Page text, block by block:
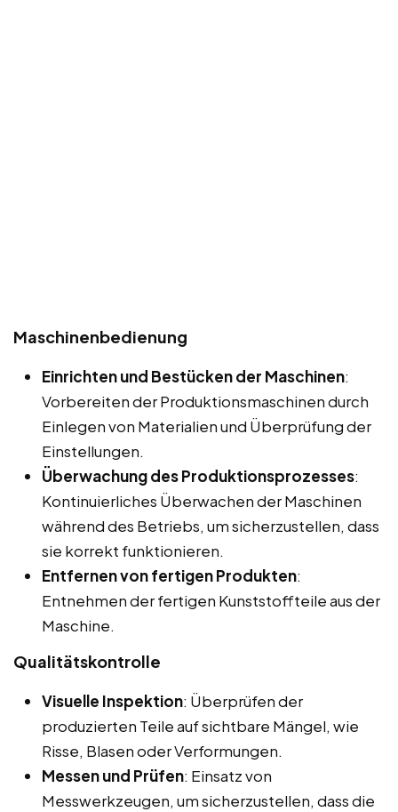
Maschinenbedienung
Einrichten und Bestücken der Maschinen:
Vorbereiten der Produktionsmaschinen durch
Einlegen von Materialien und Überprüfung der
Einstellungen.
Überwachung des Produktionsprozesses:
Kontinuierliches Überwachen der Maschinen
während des Betriebs, um sicherzustellen, dass
sie korrekt funktionieren.
Entfernen von fertigen Produkten:
Entnehmen der fertigen Kunststoffteile aus der
Maschine.
Qualitätskontrolle
Visuelle Inspektion: Überprüfen der
produzierten Teile auf sichtbare Mängel, wie
Risse, Blasen oder Verformungen.
Messen und Prüfen: Einsatz von
Messwerkzeugen, um sicherzustellen, dass die